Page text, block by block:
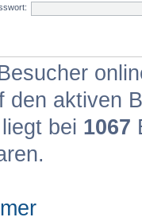
den aktiven
bei 1067